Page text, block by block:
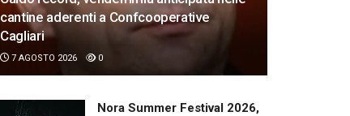
cantine aderenti a Confcooperative
Cagliari
7 AGOSTO 2026 0
Nora Summer Festival 2026,